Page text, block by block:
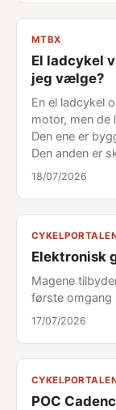
MTBX
El ladcykel
jeg vælge?
En el ladcykel
motor, men de
Den ene er
Den anden er
18/07/2026
Elektronisk
Magene
første omgang
17/07/2026
POC